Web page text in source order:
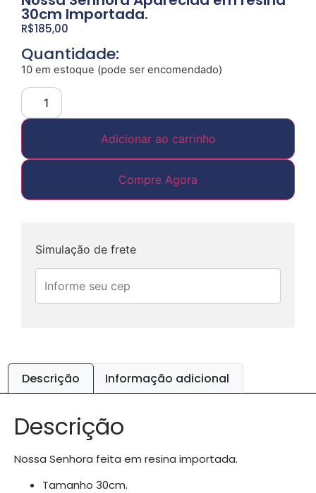
30cm Importada.
R$185,00
Quantidade:
10 em estoque (pode ser encomendado)
Adicionar ao carrinho
Compre Agora
Simulação de frete
Descrição Informação adicional
Descrição
Nossa Senhora feita em resina importada.
Tamanho 30cm.